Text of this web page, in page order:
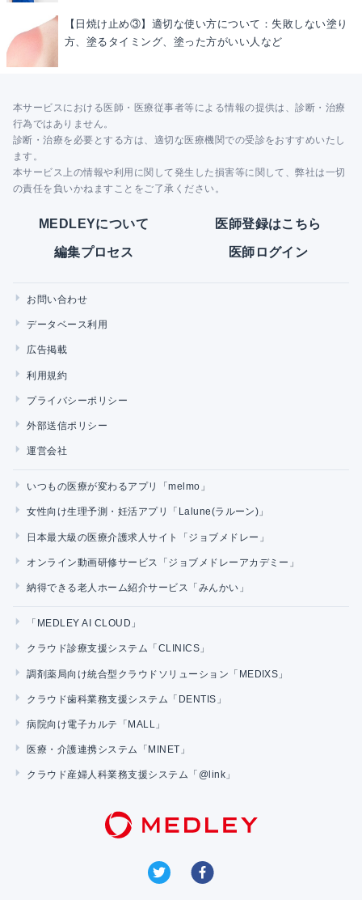
【日焼け止め③】適切な使い方について：失敗しない塗り
方、塗るタイミング、塗った方がいい人など
本サービスにおける医師・医療従事者等による情報の提供は、診断・治療
行為ではありません。
診断・治療を必要とする方は、適切な医療機関での受診をおすすめいたし
ます。
本サービス上の情報や利用に関して発生した損害等に関して、弊社は一切
の責任を負いかねますことをご了承ください。
MEDLEYについて 医師登録はこちら
編集プロセス 医師ログイン
お問い合わせ
データベース利用
広告掲載
利用規約
プライバシーポリシー
外部送信ポリシー
運営会社
いつもの医療が変わるアプリ「melmo」
女性向け生理予測・妊活アプリ「Lalune(ラルーン)」
日本最大級の医療介護求人サイト「ジョブメドレー」
オンライン動画研修サービス「ジョブメドレーアカデミー」
納得できる老人ホーム紹介サービス「みんかい」
「MEDLEY AI CLOUD」
クラウド診療支援システム「CLINICS」
調剤薬局向け統合型クラウドソリューション「MEDIXS」
クラウド歯科業務支援システム「DENTIS」
病院向け電子カルテ「MALL」
医療・介護連携システム「MINET」
クラウド産婦人科業務支援システム「@link」